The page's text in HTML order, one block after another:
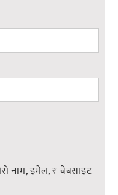
नाम, इमेल, र वेबसाइट